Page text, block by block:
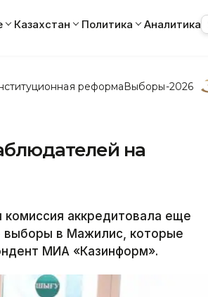
Казахстан Политика Аналитика
реформаВыборы-2026
на
аккредитовала еще
выборы в Мажилис, которые
МИА «Казинформ».